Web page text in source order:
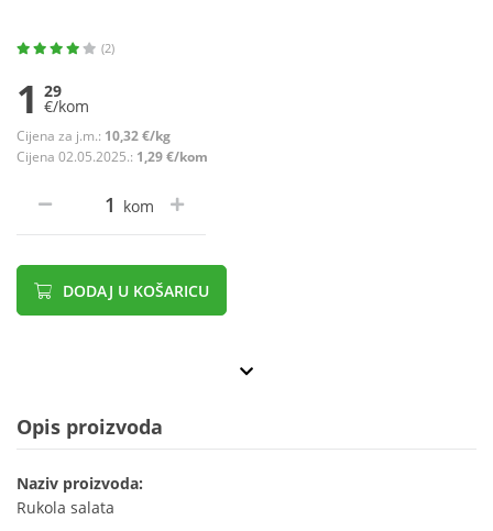
(2)
1 29
€/kom
Cijena za j.m.: 10,32 €/kg
Cijena 02.05.2025.: 1,29 €/kom
kom
DODAJ U KOŠARICU
Opis proizvoda
Naziv proizvoda:
Rukola salata